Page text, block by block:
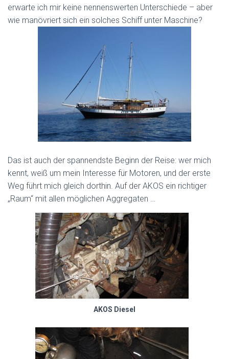
erwarte ich mir keine nennenswerten Unterschiede – aber
wie manövriert sich ein solches Schiff unter Maschine?
Das ist auch der spannendste Beginn der Reise: wer mich
kennt, weiß um mein Interesse für Motoren, und der erste
Weg führt mich gleich dorthin. Auf der AKOS ein richtiger
„Raum“ mit allen möglichen Aggregaten …
AKOS Diesel